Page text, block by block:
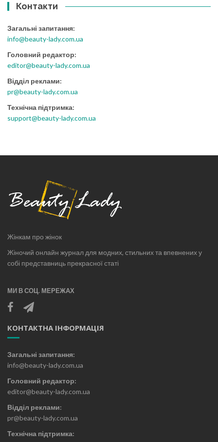
Контакти
Загальні запитання:
info@beauty-lady.com.ua
Головний редактор:
editor@beauty-lady.com.ua
Відділ реклами:
pr@beauty-lady.com.ua
Технічна підтримка:
support@beauty-lady.com.ua
Жінкам про жінок
Жіночий онлайн журнал для модних, стильних та впевнених у
собі представниць прекрасної статі
МИ В СОЦ. МЕРЕЖАХ
КОНТАКТНА ІНФОРМАЦІЯ
Загальні запитання:
info@beauty-lady.com.ua
Головний редактор:
editor@beauty-lady.com.ua
Відділ реклами:
pr@beauty-lady.com.ua
Технічна підтримка: